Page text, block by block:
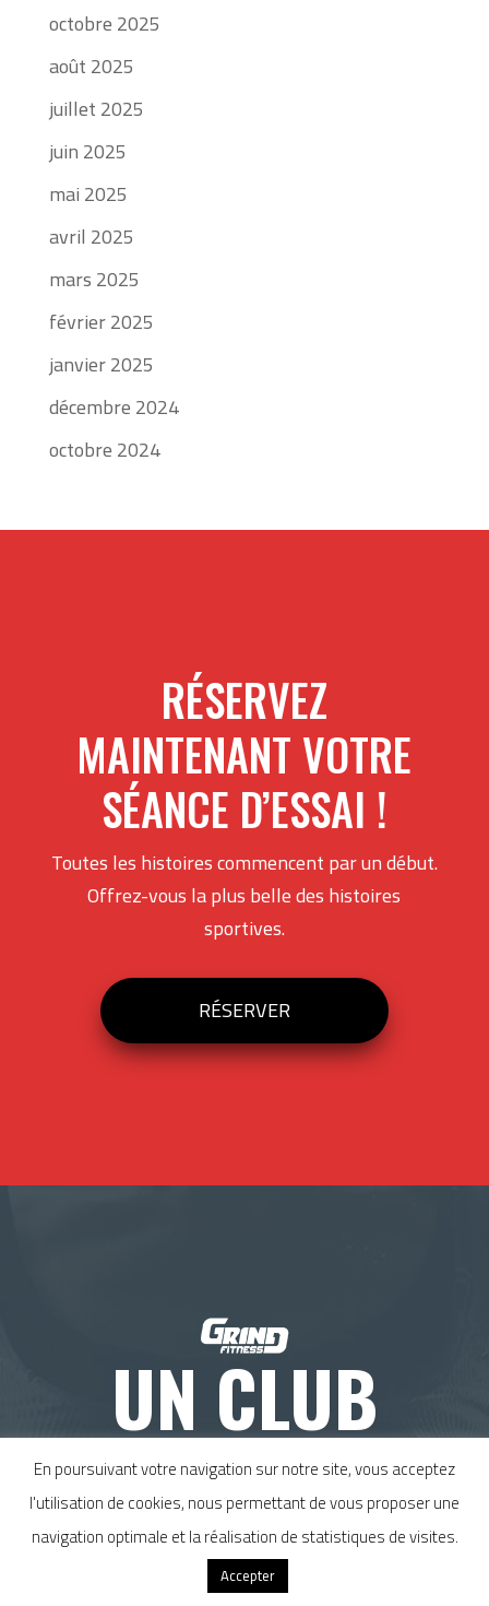
octobre 2025
août 2025
juillet 2025
juin 2025
mai 2025
avril 2025
mars 2025
février 2025
janvier 2025
décembre 2024
octobre 2024
RÉSERVEZ
MAINTENANT VOTRE
SÉANCE D’ESSAI !
Toutes les histoires commencent par un début.
Offrez-vous la plus belle des histoires
sportives.
RÉSERVER
UN CLUB
HORS
NORMES.
En poursuivant votre navigation sur notre site, vous acceptez
l'utilisation de cookies, nous permettant de vous proposer une
navigation optimale et la réalisation de statistiques de visites.
Accepter